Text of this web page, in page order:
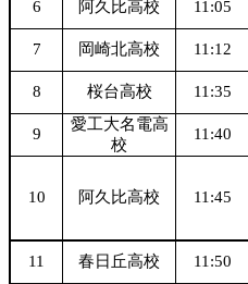
6
阿久比高校 11:05
7 岡崎北高校 11:12
8
桜台高校 11:35
9
愛工大名電高
校
11:40
10 阿久比高校 11:45
11
春日丘高校 11:50